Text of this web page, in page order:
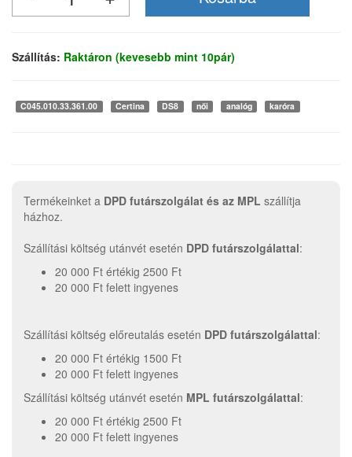
Szállítás: Raktáron (kevesebb mint 10pár)
C045.010.33.361.00 Certina DS8 női analóg karóra
Termékeinket a DPD futárszolgálat és az MPL szállítja
házhoz.
Szállítási költség utánvét esetén DPD futárszolgálattal:
20 000 Ft értékig 2500 Ft
20 000 Ft felett ingyenes
Szállítási költség előreutalás esetén DPD futárszolgálattal:
20 000 Ft értékig 1500 Ft
20 000 Ft felett ingyenes
Szállítási költség utánvét esetén MPL futárszolgálattal:
20 000 Ft értékig 2500 Ft
20 000 Ft felett ingyenes